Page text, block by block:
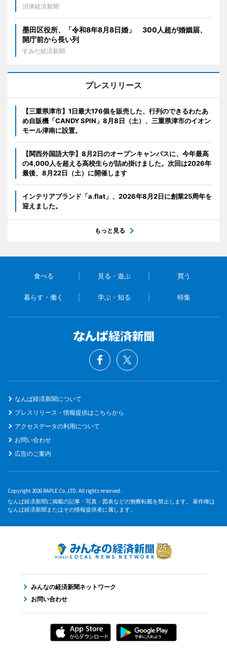
沼津経済新聞
墨田区役所、「令和8年8月8日婚」 300人超が婚姻届、
開庁前から長い列
すみだ経済新聞
プレスリリース
【三重県津市】1日最大176個を販売した、行列のできるわたあ
め自販機「CANDY SPIN」8月8日（土）、三重県津市のイオン
モール津南に設置。
【関西外国語大学】8月2日のオープンキャンパスに、今年最高
の4,000人を超える高校生らが詰め掛けました。次回は2026年
最後、8月22日（土）に開催します
インテリアブランド「a.flat」、2026年8月2日に創業25周年を
迎えました。
もっと見る
食べる 見る・遊ぶ 買う
暮らす・働く 学ぶ・知る 特集
なんば経済新聞について
プレスリリース・情報提供はこちらから
アクセスデータの利用について
お問い合わせ
広告のご案内
Copyright 2026 RAPLE Co.,LTD. All rights reserved.
なんば経済新聞に掲載の記事・写真・図表などの無断転載を禁止します。 著作権は
なんば経済新聞またはその情報提供者に属します。
みんなの経済新聞ネットワーク
お問い合わせ